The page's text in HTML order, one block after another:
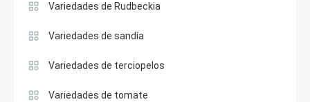
Variedades de Rudbeckia
Variedades de sandía
Variedades de terciopelos
Variedades de tomate